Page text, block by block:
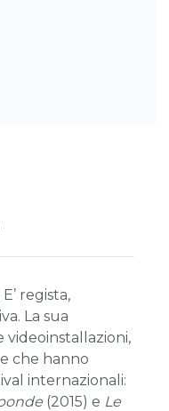
regista,
La sua
che hanno
internazionali:
(2015) e Le